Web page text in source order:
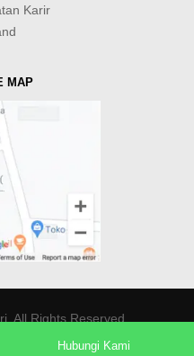
Karir
MAP
. All Rights Reserved.
Hubungi Kami